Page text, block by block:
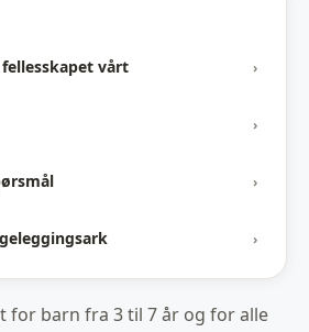
vårt ›
›
›
›
for barn fra 3 til 7 år og for alle